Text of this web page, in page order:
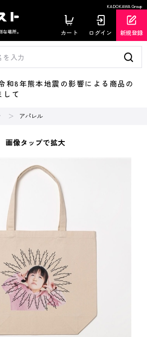
KADOKAWA Group
カート ログイン 新規登録
8年熊本地震の影響による商品の
して
アパレル
画像タップで拡大